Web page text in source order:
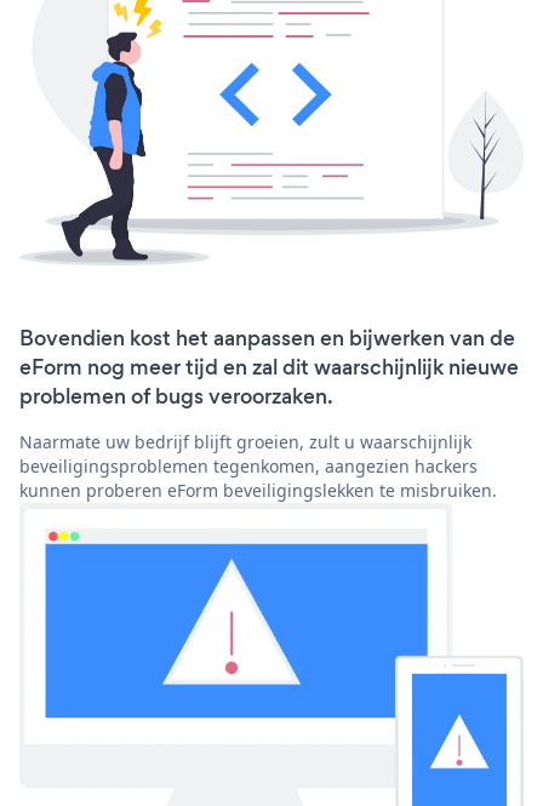
Bovendien kost het aanpassen en bijwerken van de
eForm nog meer tijd en zal dit waarschijnlijk nieuwe
problemen of bugs veroorzaken.
Naarmate uw bedrijf blijft groeien, zult u waarschijnlijk
beveiligingsproblemen tegenkomen, aangezien hackers
kunnen proberen eForm beveiligingslekken te misbruiken.